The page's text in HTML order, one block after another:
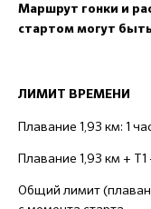
Маршрут гонки и
стартом могут
ЛИМИТ ВРЕМЕНИ
Плавание 1,93 км: 1
Плавание 1,93 км +
Общий лимит